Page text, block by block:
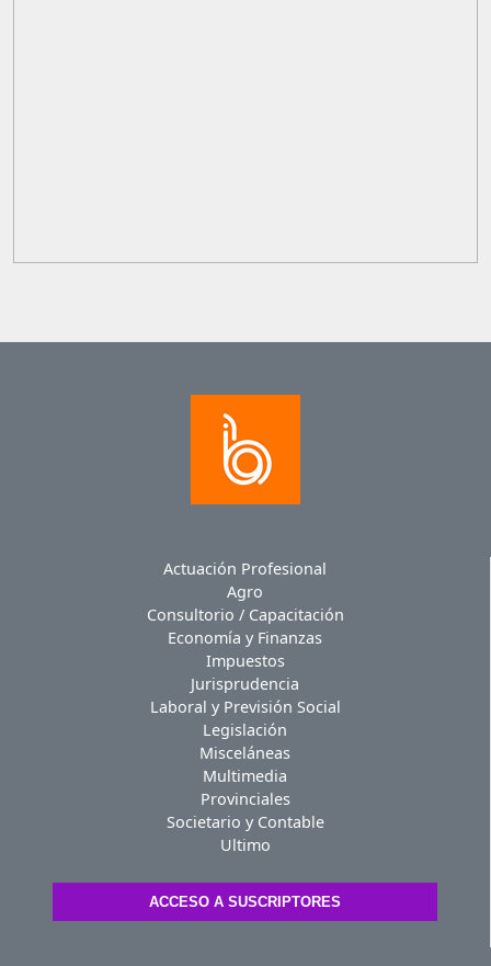
Actuación Profesional
Agro
Consultorio / Capacitación
Economía y Finanzas
Impuestos
Jurisprudencia
Laboral y Previsión Social
Legislación
Misceláneas
Multimedia
Provinciales
Societario y Contable
Ultimo
ACCESO A SUSCRIPTORES